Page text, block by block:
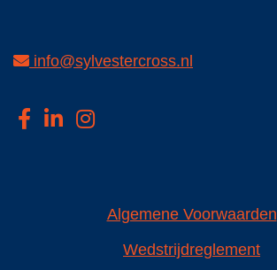
info@sylvestercross.nl
Algemene Voorwaarden
Wedstrijdreglement